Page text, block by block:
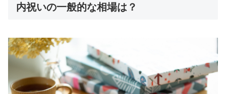
内祝いの一般的な相場は？